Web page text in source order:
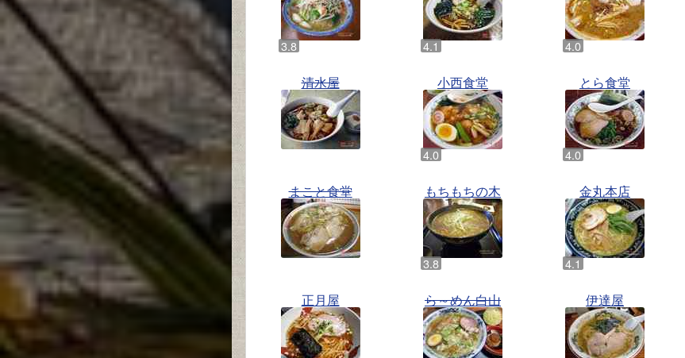
清水屋 小西食堂 とら食堂
まこと食堂 もちもちの木 金丸本店
正月屋 ら～めん白山 伊達屋